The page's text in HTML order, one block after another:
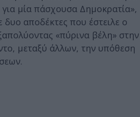
για μία πάσχουσα Δημοκρατία»,
δυο αποδέκτες που έστειλε ο
«πύρινα βέλη» στην
μεταξύ άλλων, την υπόθεση